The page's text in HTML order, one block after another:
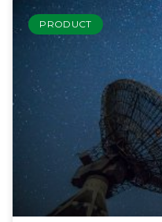
PRODUCT